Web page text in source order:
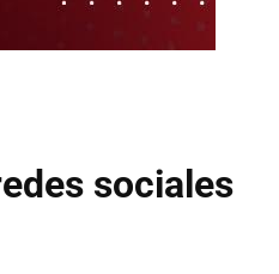
sociales